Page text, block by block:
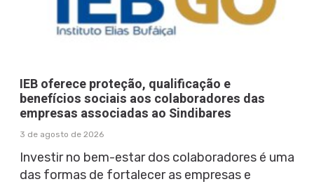
IEB oferece proteção, qualificação e
benefícios sociais aos colaboradores das
empresas associadas ao Sindibares
3 de agosto de 2026
Investir no bem-estar dos colaboradores é uma
das formas de fortalecer as empresas e